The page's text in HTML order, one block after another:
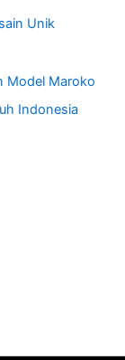
Unik
Model Maroko
Indonesia